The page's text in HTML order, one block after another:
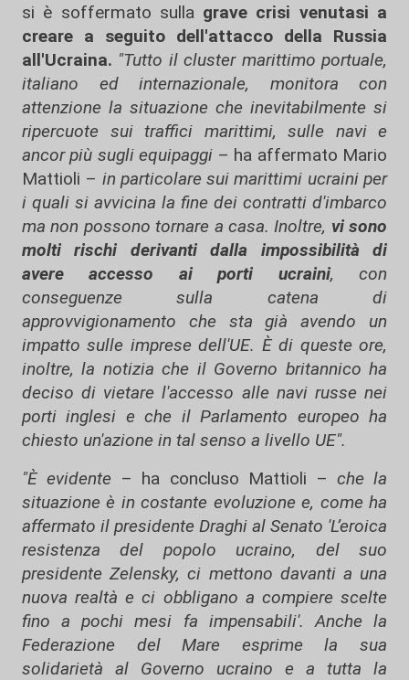
si è soffermato sullagrave crisi venutasi a
creare a seguito dell'attacco della Russia
all'Ucraina. "Tutto il cluster marittimo portuale,
italiano ed internazionale, monitora con
attenzione la situazione che inevitabilmente si
ripercuote sui traffici marittimi, sulle navi e
ancor più sugli equipaggi– ha affermato Mario
Mattioli – in particolare sui marittimi ucraini per
i quali si avvicina la fine dei contratti d'imbarco
ma non possono tornare a casa. Inoltre, vi sono
molti rischi derivanti dalla impossibilità di
avere accesso ai porti ucraini, con
conseguenze sulla catena di
approvvigionamento che sta già avendo un
impatto sulle imprese dell'UE. È di queste ore,
inoltre, la notizia che il Governo britannico ha
deciso di vietare l'accesso alle navi russe nei
porti inglesi e che il Parlamento europeo ha
chiesto un'azione in tal senso a livello UE".
"È evidente – ha concluso Mattioli – che la
situazione è in costante evoluzione e, come ha
affermato il presidente Draghi al Senato 'L’eroica
resistenza del popolo ucraino, del suo
presidente Zelensky, ci mettono davanti a una
nuova realtà e ci obbligano a compiere scelte
fino a pochi mesi fa impensabili'. Anche la
Federazione del Mare esprime la sua
solidarietà al Governo ucraino e a tutta la